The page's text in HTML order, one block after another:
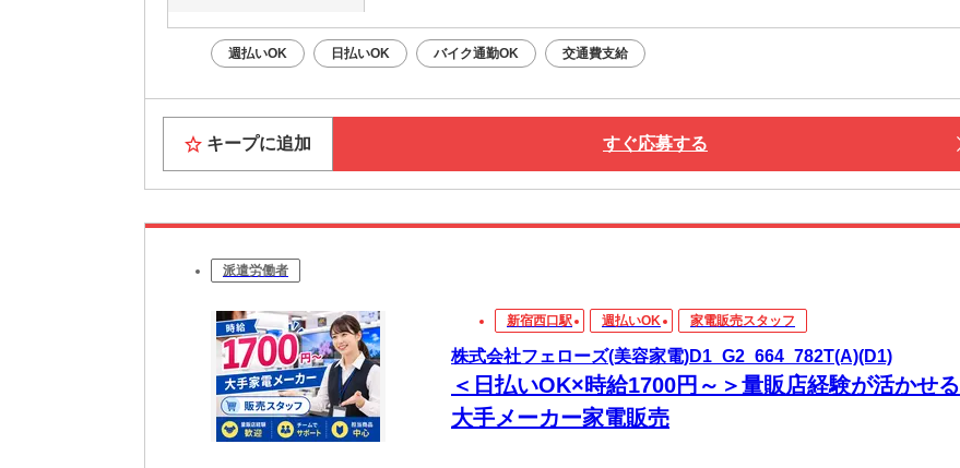
週払いOK 日払いOK バイク通勤OK 交通費支給
キープに追加 すぐ応募する
派遣労働者
新宿西口駅 週払いOK 家電販売スタッフ
株式会社フェローズ(美容家電)D1_G2_664_782T(A)(D1)
＜日払いOK×時給1700円～＞量販店経験が活かせる
大手メーカー家電販売